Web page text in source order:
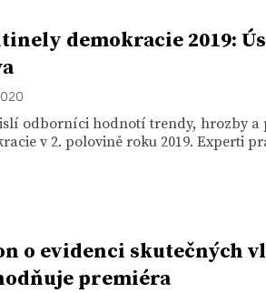
demokracie 2019:
odborníci hodnotí trendy, hrozby a
v 2. polovině roku 2019. Experti
o evidenci skutečných
premiéra